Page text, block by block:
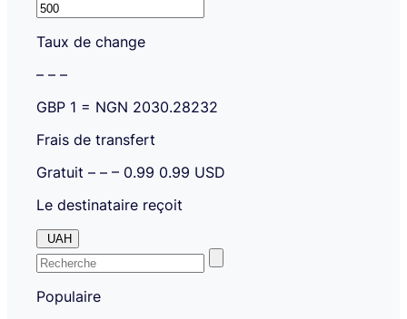
Taux de change
– – –
GBP 1 = NGN 2030.28232
Frais de transfert
Gratuit – – – 0.99 0.99 USD
Le destinataire reçoit
UAH
the
to
amount
Populaire